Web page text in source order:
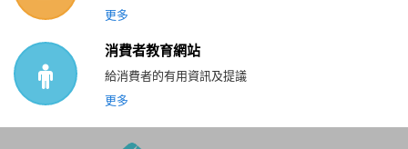
更多
消費者教育網站
給消費者的有用資訊及提議
更多